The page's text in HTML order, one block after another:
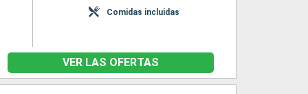
Comidas incluidas
VER LAS OFERTAS